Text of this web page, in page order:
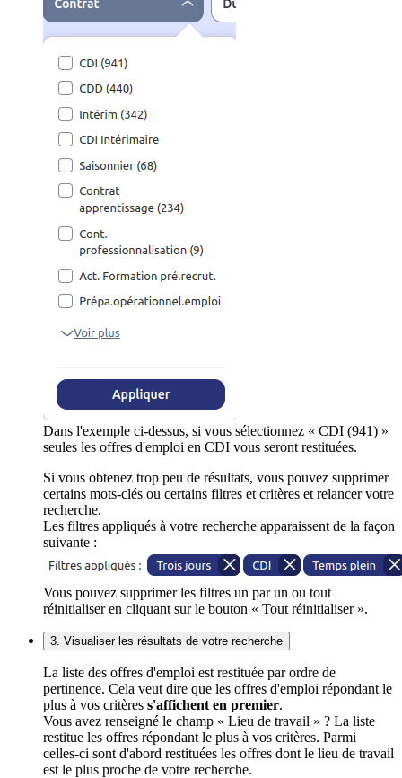
Dans l'exemple ci-dessus, si vous sélectionnez « CDI (941) »
seules les offres d'emploi en CDI vous seront restituées.
Si vous obtenez trop peu de résultats, vous pouvez supprimer
certains mots-clés ou certains filtres et critères et relancer votre
recherche.
Les filtres appliqués à votre recherche apparaissent de la façon
suivante :
Vous pouvez supprimer les filtres un par un ou tout
réinitialiser en cliquant sur le bouton « Tout réinitialiser ».
3. Visualiser les résultats de votre recherche
La liste des offres d'emploi est restituée par ordre de
pertinence. Cela veut dire que les offres d'emploi répondant le
plus à vos critères s'affichent en premier.
Vous avez renseigné le champ « Lieu de travail » ? La liste
restitue les offres répondant le plus à vos critères. Parmi
celles-ci sont d'abord restituées les offres dont le lieu de travail
est le plus proche de votre recherche.